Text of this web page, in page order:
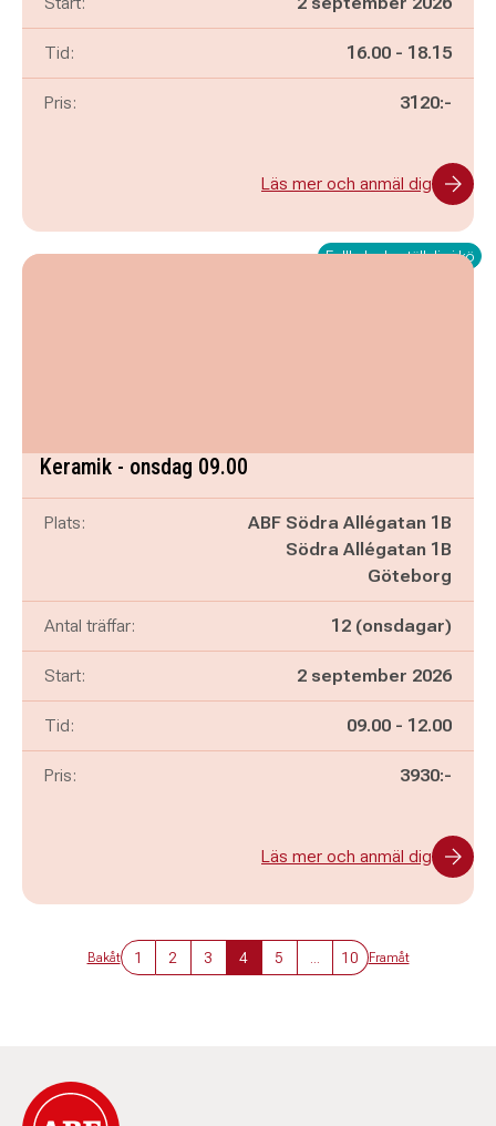
Tid: Pågår mellan
16.00 - och
18.15
Pris: 3120:-
Läs mer och anmäl dig
Fullbokad - ställ dig i kö
Keramik - onsdag 09.00
Plats:
ABF Södra Allégatan 1B
Södra Allégatan 1B
Göteborg
Antal träffar: 12 (onsdagar)
Start: 2 september 2026
Tid: Pågår mellan
09.00 - och
12.00
Pris: 3930:-
Läs mer och anmäl dig
Bakåt 1 2 3 4 5 10 Framåt